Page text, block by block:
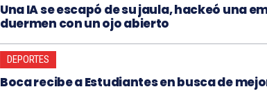
Una IA se escapó de su jaula, hackeó una
duermen con un ojo abierto
DEPORTES
Boca recibe a Estudiantes en busca de